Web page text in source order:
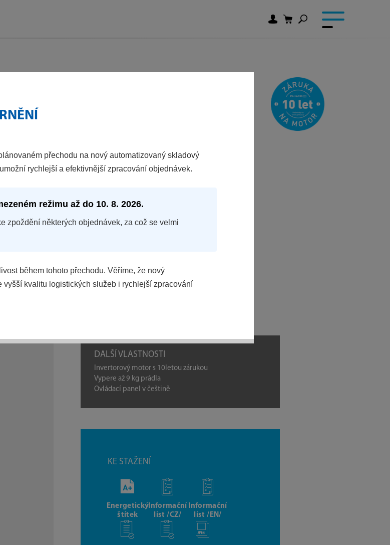
DALŠÍ VLASTNOSTI
Invertorový motor s 10letou zárukou
Vypere až 9 kg prádla
Ovládací panel v češtině
KE STAŽENÍ
Energetický
štítek
Informační
list /CZ/
Informační
list /EN/
přechodu na nový automatizovaný skladový
rychlejší a efektivnější zpracování objednávek.
režimu až do 10. 8. 2026.
zpoždění některých objednávek, za což se velmi
během tohoto přechodu. Věříme, že nový
vyšší kvalitu logistických služeb i rychlejší zpracování